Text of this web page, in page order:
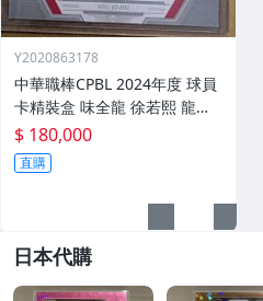
Y2020863178
中華職棒CPBL 2024年度 球員
卡精裝盒 味全龍 徐若熙 龍之
子 A級球星三折頁簽名書卡 親
簽 大PATCH 交換卡 限5張 超
大獎 軟體銀行鷹 旅日強投
$ 180,000
直購
日本代購